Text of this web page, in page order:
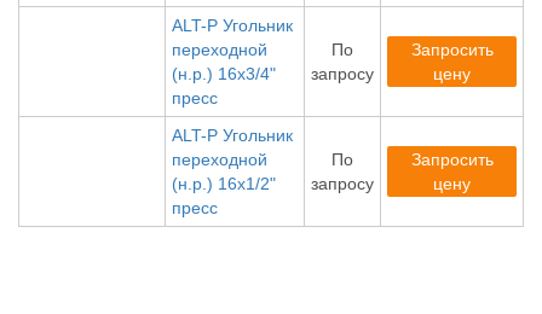
ALT-P Угольник
переходной
(н.р.) 16х3/4"
пресс
По
запросу
Запросить
цену
ALT-P Угольник
переходной
(н.р.) 16х1/2"
пресс
По
запросу
Запросить
цену